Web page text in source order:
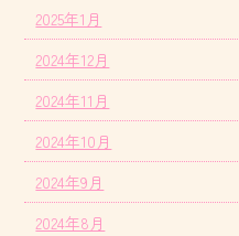
2025年1月
2024年12月
2024年11月
2024年10月
2024年9月
2024年8月